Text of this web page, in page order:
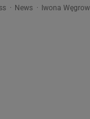
News Iwona